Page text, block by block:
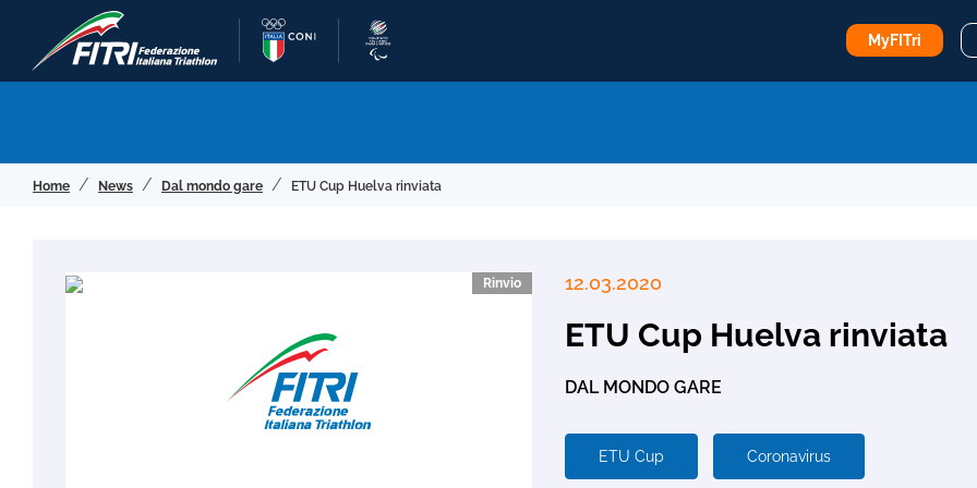
MyFITri
Home News Dal mondo gare ETU Cup Huelva rinviata
Rinvio 12.03.2020
ETU Cup Huelva rinviata
DAL MONDO GARE
ETU Cup Coronavirus